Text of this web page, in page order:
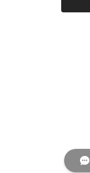
Cultivate Ukulele